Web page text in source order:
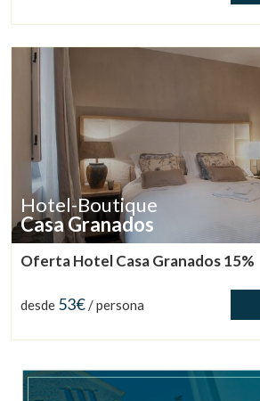
Hotel-Boutique
Casa Granados
Oferta Hotel Casa Granados 15%
desde 53€/ persona